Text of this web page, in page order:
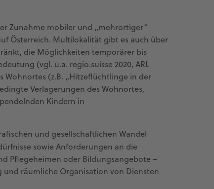
Zunahme mobiler und „mehrortiger“
Österreich. Multilokalität gibt es auch über
die Möglichkeiten temporärer bis
(vgl. u.a. regio.suisse 2020, ARL
Wohnortes (z.B. „Hitzeflüchtlinge in der
Verlagerungen des Wohnortes,
Kindern in
und gesellschaftlichen Wandel
sowie Anforderungen an die
Pflegeheimen oder Bildungsangebote –
und räumliche Organisation von Diensten